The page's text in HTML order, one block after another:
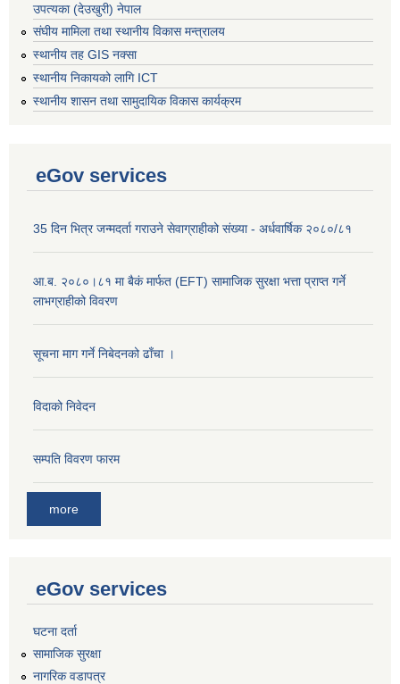
उपत्यका (देउखुरी) नेपाल
संघीय मामिला तथा स्थानीय विकास मन्त्रालय
स्थानीय तह GIS नक्सा
स्थानीय निकायको लागि ICT
स्थानीय शासन तथा सामुदायिक विकास कार्यक्रम
eGov services
35 दिन भित्र जन्मदर्ता गराउने सेवाग्राहीको संख्या - अर्धवार्षिक २०८०/८१
आ.ब. २०८०।८१ मा बैकं मार्फत (EFT) सामाजिक सुरक्षा भत्ता प्राप्त गर्ने
लाभग्राहीको विवरण
सूचना माग गर्ने निबेदनको ढाँचा ।
विदाको निवेदन
सम्पति विवरण फारम
more
eGov services
घटना दर्ता
सामाजिक सुरक्षा
नागरिक वडापत्र